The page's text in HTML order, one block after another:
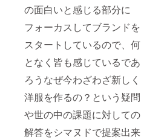
の面白いと感じる部分に
フォーカスしてブランドを
スタートしているので、何
となく皆も感じているであ
ろう なぜ今わざわざ新しく
洋服を作るの？という疑問
や世の中の課題に対しての
解答をシマヌドで提案出来